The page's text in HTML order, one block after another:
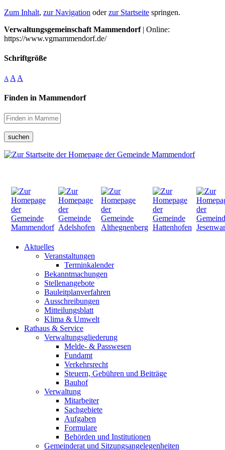
Zum Inhalt, zur Navigation oderzur Startseite springen.
Verwaltungsgemeinschaft Mammendorf| Online:
https://www.vgmammendorf.de/
Schriftgröße
A A A
Finden in Mammendorf
suchen
Aktuelles
Veranstaltungen
Terminkalender
Bekanntmachungen
Stellenangebote
Bauleitplanverfahren
Ausschreibungen
Mitteilungsblatt
Klima & Umwelt
Rathaus & Service
Verwaltungsgliederung
Melde- & Passwesen
Fundamt
Verkehrsrecht
Steuern, Gebühren und Beiträge
Bauhof
Verwaltung
Mitarbeiter
Sachgebiete
Aufgaben
Formulare
Behörden und Institutionen
Gemeinderat und Sitzungsangelegenheiten